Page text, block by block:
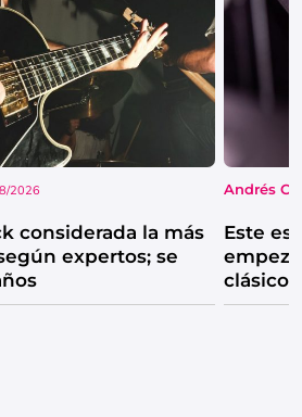
2026
considerada la más
expertos; se
Andrés
Este es
clásico